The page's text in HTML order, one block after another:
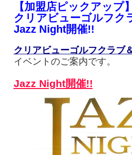
【加盟店ピックアップ
クリアビューゴルフク
Jazz Night開催!!
クリアビューゴルフクラブ
イベントのご案内です。
Jazz Night開催!!